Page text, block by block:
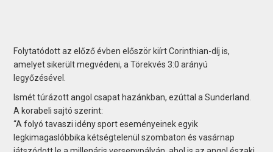
Folytatódott az előző évben először kiírt Corinthian-díj is,
amelyet sikerült megvédeni, a Törekvés 3:0 arányú
legyőzésével.
Ismét túrázott angol csapat hazánkban, ezúttal a Sunderland.
A korabeli sajtó szerint:
“A folyó tavaszi idény sport eseményeinek egyik
legkimagaslóbbika kétségtelenül szombaton és vasárnap